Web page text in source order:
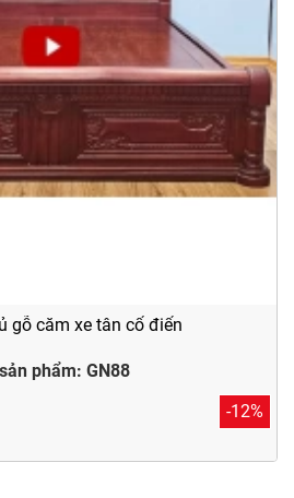
gỗ căm xe tân cổ điển
phẩm: GN88
-12%